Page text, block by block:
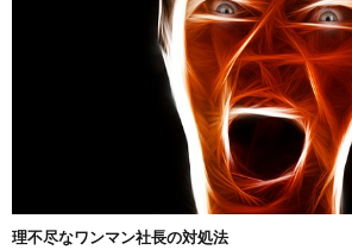
理不尽なワンマン社長の対処法